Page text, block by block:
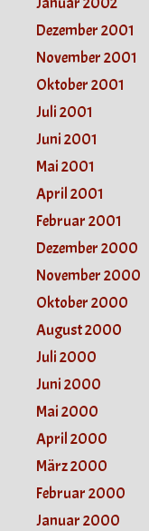
Dezember 2001
November 2001
Oktober 2001
Juli 2001
Juni 2001
Mai 2001
April 2001
Februar 2001
Dezember 2000
November 2000
Oktober 2000
August 2000
Juli 2000
Juni 2000
Mai 2000
April 2000
März 2000
Februar 2000
Januar 2000